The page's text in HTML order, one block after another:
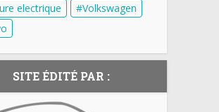
electrique
Volkswagen
SITE ÉDITÉ PAR :